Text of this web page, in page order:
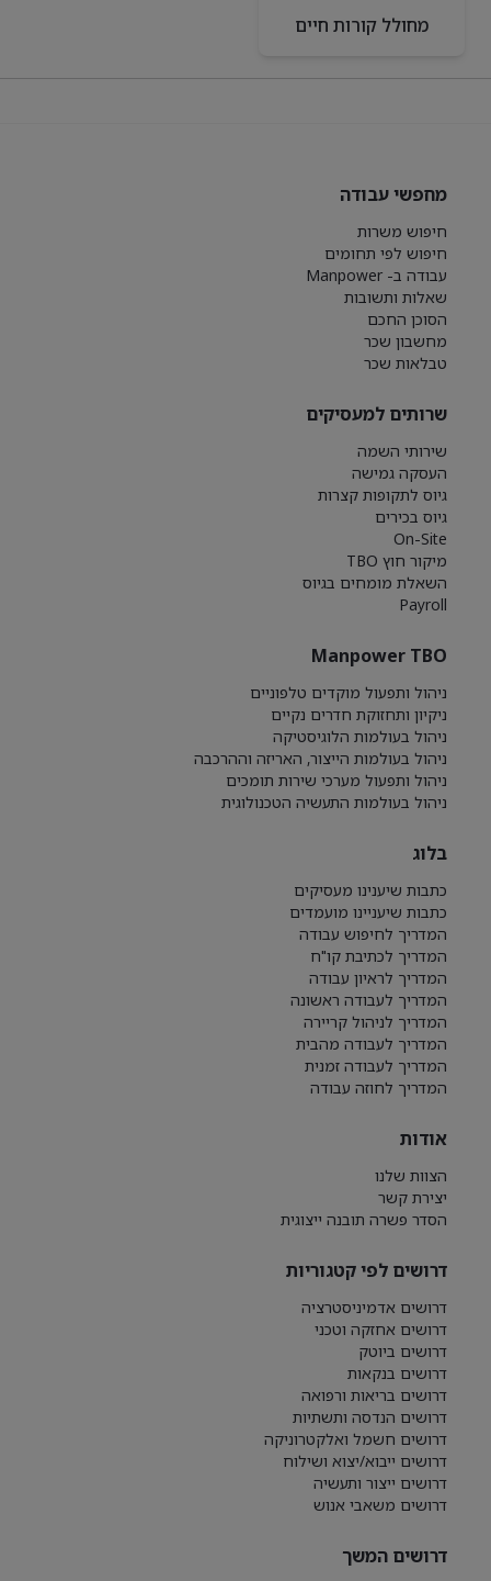
מחולל קורות חיים
מחפשי עבודה
חיפוש משרות
חיפוש לפי תחומים
עבודה ב- Manpower
שאלות ותשובות
הסוכן החכם
מחשבון שכר
טבלאות שכר
שרותים למעסיקים
שירותי השמה
העסקה גמישה
גיוס לתקופות קצרות
גיוס בכירים
On-Site
מיקור חוץ TBO
השאלת מומחים בגיוס
Payroll
Manpower TBO
ניהול ותפעול מוקדים טלפוניים
ניקיון ותחזוקת חדרים נקיים
ניהול בעולמות הלוגיסטיקה
ניהול בעולמות הייצור, האריזה וההרכבה
ניהול ותפעול מערכי שירות תומכים
ניהול בעולמות התעשיה הטכנולוגית
בלוג
כתבות שיענינו מעסיקים
כתבות שיעניינו מועמדים
המדריך לחיפוש עבודה
המדריך לכתיבת קו"ח
המדריך לראיון עבודה
המדריך לעבודה ראשונה
המדריך לניהול קריירה
המדריך לעבודה מהבית
המדריך לעבודה זמנית
המדריך לחוזה עבודה
אודות
הצוות שלנו
יצירת קשר
הסדר פשרה תובנה ייצוגית
דרושים לפי קטגוריות
דרושים אדמיניסטרציה
דרושים אחזקה וטכני
דרושים ביוטק
דרושים בנקאות
דרושים בריאות ורפואה
דרושים הנדסה ותשתיות
דרושים חשמל ואלקטרוניקה
דרושים ייבוא/יצוא ושילוח
דרושים ייצור ותעשיה
דרושים משאבי אנוש
דרושים המשך